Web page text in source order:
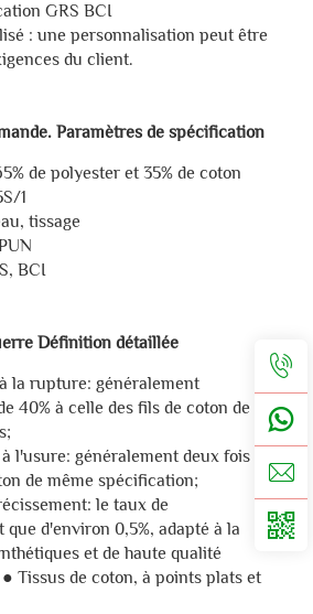
GRS BCI
: une personnalisation peut être
du client.
Paramètres de spécification
de polyester et 35% de coton
1
tissage
BCI
Définition détaillée
la rupture: généralement
40% à celle des fils de coton de
l'usure: généralement deux fois
de même spécification;
le taux de
d'environ 0,5%, adapté à la
et de haute qualité
Tissus de coton, à points plats et